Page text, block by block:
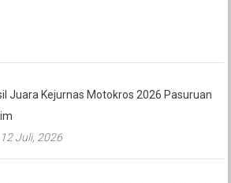
Juara Kejurnas Motokros 2026 Pasuruan
12 Juli, 2026